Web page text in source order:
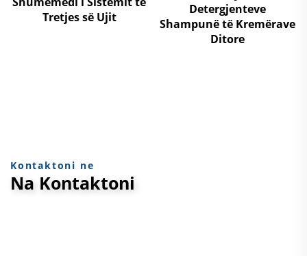
Tretjes së Ujit
Detergjenteve
Shampunë të Kremërave
Ditore
Kontaktoni ne
Na Kontaktoni